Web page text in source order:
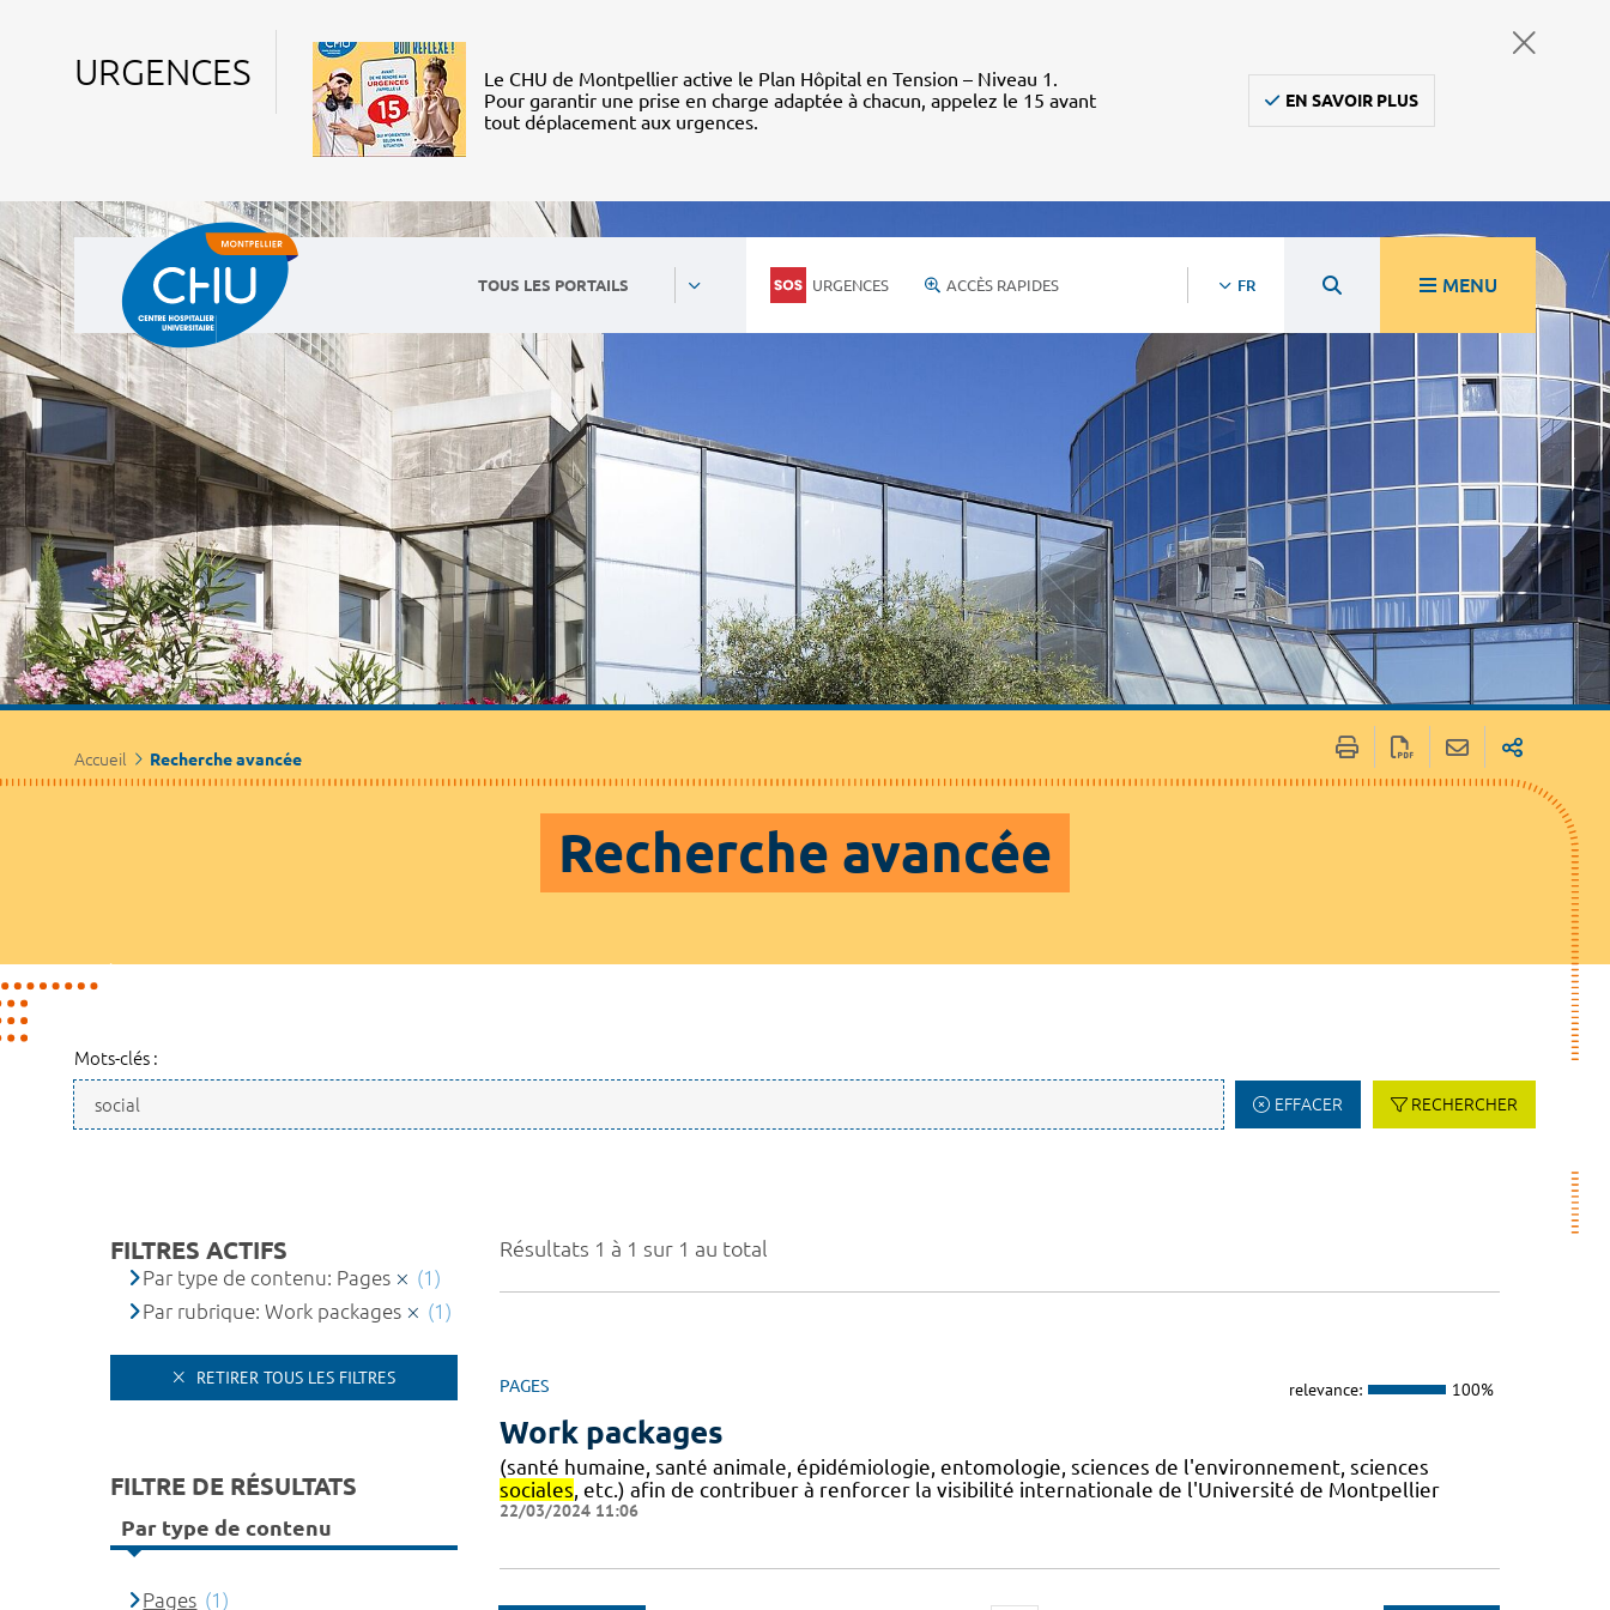
URGENCES
Le CHU de Montpellier active le Plan Hôpital en Tension – Niveau 1.
Pour garantir une prise en charge adaptée à chacun, appelez le 15 avant
tout déplacement aux urgences.
EN SAVOIR PLUS
TOUS LES PORTAILS URGENCES ACCÈS RAPIDES FR MENU
Accueil Recherche avancée
Recherche avancée
Mots-clés :
EFFACER RECHERCHER
Résultats 1 à 1 sur 1 au total
PAGES relevance: 100%
Work packages
(santé humaine, santé animale, épidémiologie, entomologie, sciences de l'environnement, sciences
sociales, etc.) afin de contribuer à renforcer la visibilité internationale de l'Université de Montpellier
22/03/2024 11:06
FILTRES ACTIFS
Par type de contenu: Pages
(1)
Par rubrique: Work packages
(1)
RETIRER TOUS LES FILTRES
FILTRE DE RÉSULTATS
Par type de contenu
Pages (1)